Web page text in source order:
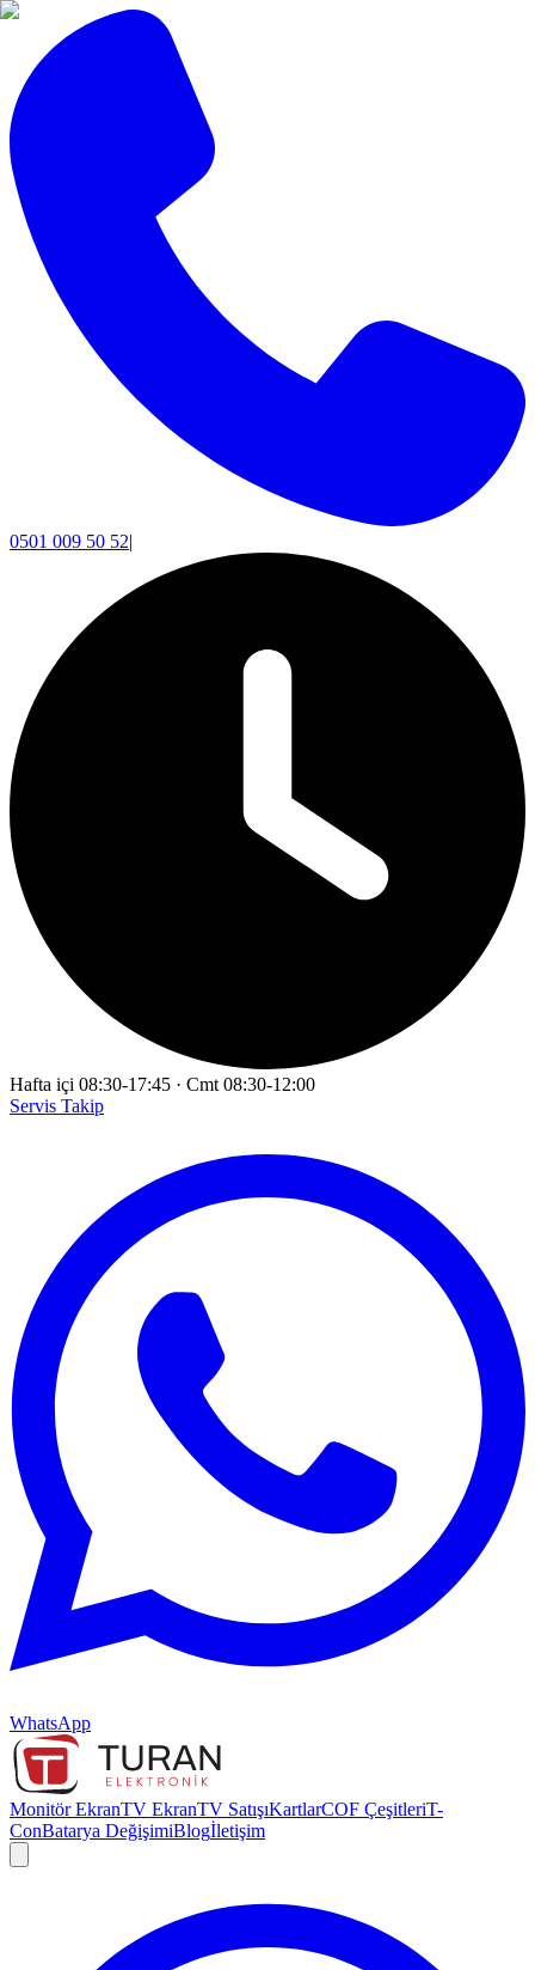
0501 009 50 52|
Hafta içi 08:30-17:45 · Cmt 08:30-12:00
Servis Takip
WhatsApp
Monitör EkranTV EkranTV SatışıKartlarCOF ÇeşitleriT-
ConBatarya DeğişimiBlogİletişim